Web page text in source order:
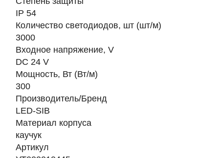
IP 54
Количество светодиодов, шт (шт/м)
3000
Входное напряжение, V
DC 24 V
Мощность, Вт (Вт/м)
300
Производитель/Бренд
LED-SIB
Материал корпуса
каучук
Артикул